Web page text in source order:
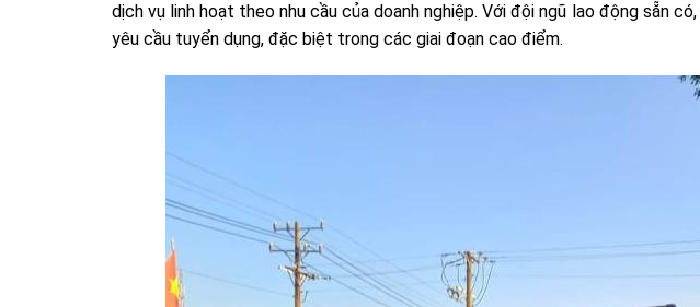
dịch vụ linh hoạt theo nhu cầu của doanh nghiệp. Với đội ngũ lao động sẵn
yêu cầu tuyển dụng, đặc biệt trong các giai đoạn cao điểm.